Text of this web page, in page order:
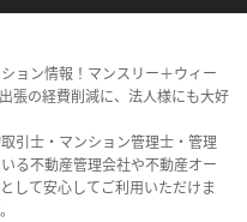
ョン情報！マンスリー＋ウィー
張の経費削減に、法人様にも大好
引士・マンション管理士・管理
る不動産管理会社や不動産オー
して安心してご利用いただけま